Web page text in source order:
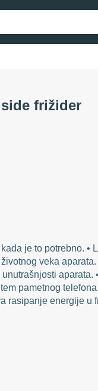
side frižider
je to potrebno. •
veka
aparata.
pametnog
rasipanje energije u